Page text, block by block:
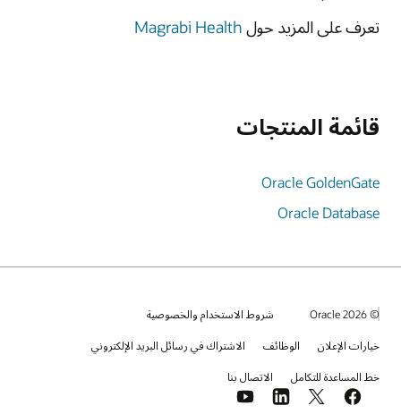
تعرف على المزيد حول Magrabi Health
قائمة المنتجات
Oracle GoldenGate
Oracle Database
© 2026 Oracle شروط الاستخدام والخصوصية
خيارات الإعلان الوظائف الاشتراك في رسائل البريد الإلكتروني
خط المساعدة للتكامل الاتصال بنا
Facebook
X
LinkedIn
YouTube